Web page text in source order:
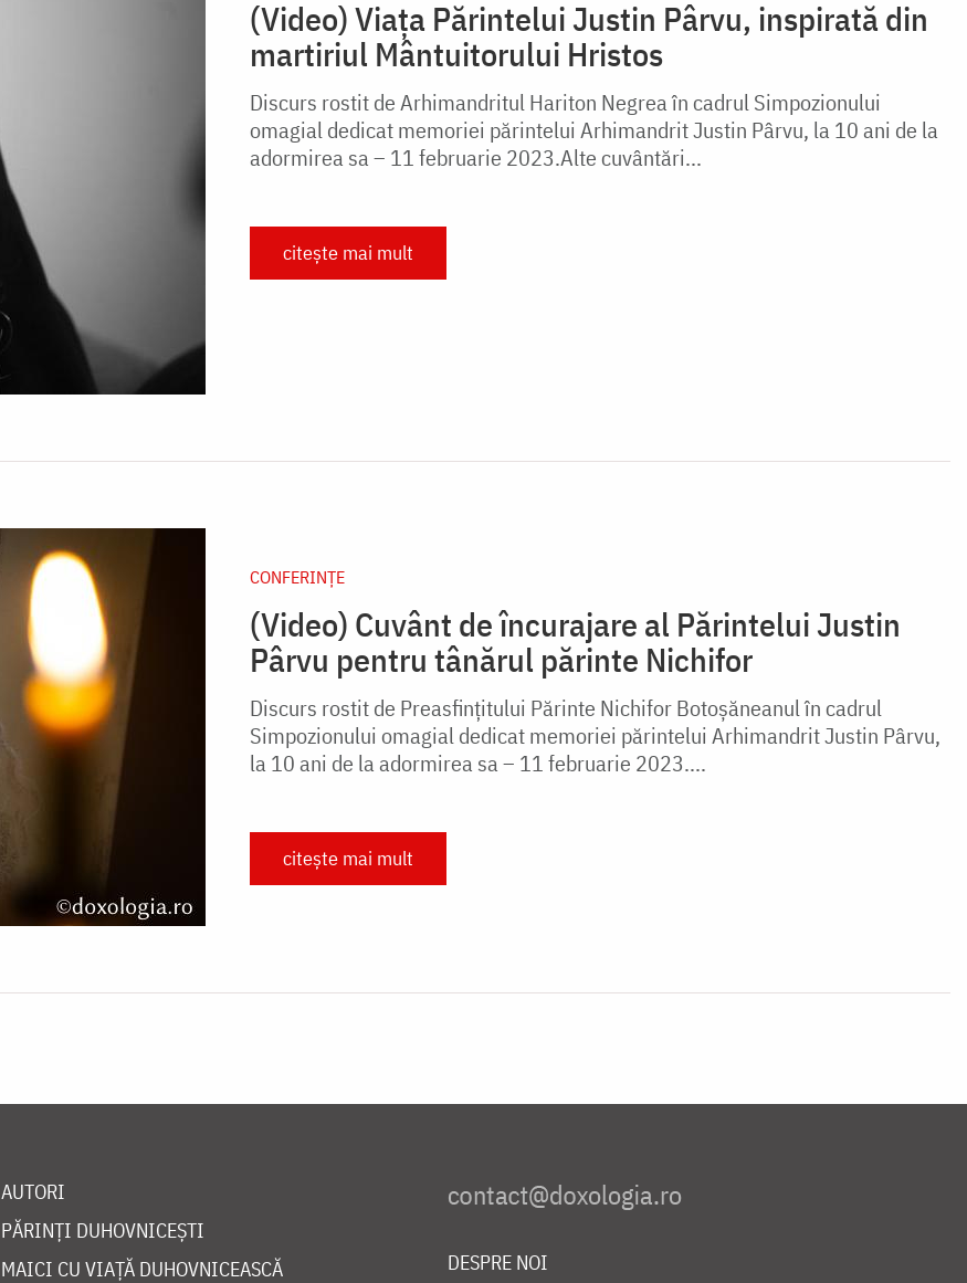
(Video) Viața Părintelui Justin Pârvu, inspirată din
martiriul Mântuitorului Hristos
Discurs rostit de Arhimandritul Hariton Negrea în cadrul Simpozionului
omagial dedicat memoriei părintelui Arhimandrit Justin Pârvu, la 10 ani de la
adormirea sa – 11 februarie 2023.Alte cuvântări...
citește mai mult
CONFERINȚE
(Video) Cuvânt de încurajare al Părintelui Justin
Pârvu pentru tânărul părinte Nichifor
Discurs rostit de Preasfințitului Părinte Nichifor Botoșăneanul în cadrul
Simpozionului omagial dedicat memoriei părintelui Arhimandrit Justin Pârvu,
la 10 ani de la adormirea sa – 11 februarie 2023....
citește mai mult
AUTORI
PĂRINȚI DUHOVNICEȘTI
MAICI CU VIAȚĂ DUHOVNICEASCĂ
DESPRE NOI